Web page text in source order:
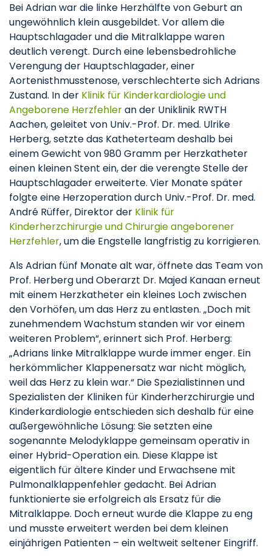
Bei Adrian war die linke Herzhälfte von Geburt an
ungewöhnlich klein ausgebildet. Vor allem die
Hauptschlagader und die Mitralklappe waren
deutlich verengt. Durch eine lebensbedrohliche
Verengung der Hauptschlagader, einer
Aortenisthmusstenose, verschlechterte sich Adrians
Zustand. In der Klinik für Kinderkardiologie und
Angeborene Herzfehleran der Uniklinik RWTH
Aachen, geleitet von Univ.-Prof. Dr. med. Ulrike
Herberg, setzte das Katheterteam deshalb bei
einem Gewicht von 980 Gramm per Herzkatheter
einen kleinen Stent ein, der die verengte Stelle der
Hauptschlagader erweiterte. Vier Monate später
folgte eine Herzoperation durch Univ.-Prof. Dr. med.
André Rüffer, Direktor der Klinik für
Kinderherzchirurgie und Chirurgie angeborener
Herzfehler, um die Engstelle langfristig zu korrigieren.
Als Adrian fünf Monate alt war, öffnete das Team von
Prof. Herberg und Oberarzt Dr. Majed Kanaan erneut
mit einem Herzkatheter ein kleines Loch zwischen
den Vorhöfen, um das Herz zu entlasten. „Doch mit
zunehmendem Wachstum standen wir vor einem
weiteren Problem“, erinnert sich Prof. Herberg:
„Adrians linke Mitralklappe wurde immer enger. Ein
herkömmlicher Klappenersatz war nicht möglich,
weil das Herz zu klein war.“ Die Spezialistinnen und
Spezialisten der Kliniken für Kinderherzchirurgie und
Kinderkardiologie entschieden sich deshalb für eine
außergewöhnliche Lösung: Sie setzten eine
sogenannte Melodyklappe gemeinsam operativ in
einer Hybrid-Operation ein. Diese Klappe ist
eigentlich für ältere Kinder und Erwachsene mit
Pulmonalklappenfehler gedacht. Bei Adrian
funktionierte sie erfolgreich als Ersatz für die
Mitralklappe. Doch erneut wurde die Klappe zu eng
und musste erweitert werden bei dem kleinen
einjährigen Patienten – ein weltweit seltener Eingriff.